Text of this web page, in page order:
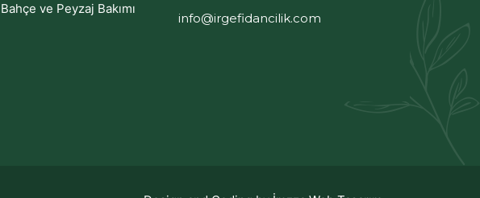
Bahçe ve Peyzaj Bakımı
info@irgefidancilik.com